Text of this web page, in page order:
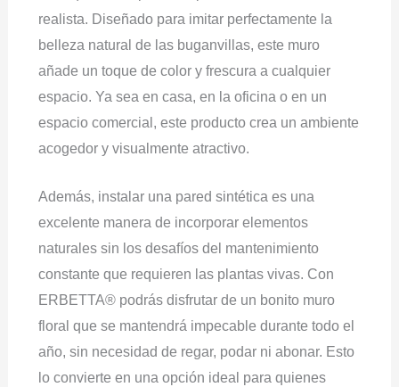
realista. Diseñado para imitar perfectamente la
belleza natural de las buganvillas, este muro
añade un toque de color y frescura a cualquier
espacio. Ya sea en casa, en la oficina o en un
espacio comercial, este producto crea un ambiente
acogedor y visualmente atractivo.
Además, instalar una pared sintética es una
excelente manera de incorporar elementos
naturales sin los desafíos del mantenimiento
constante que requieren las plantas vivas. Con
ERBETTA® podrás disfrutar de un bonito muro
floral que se mantendrá impecable durante todo el
año, sin necesidad de regar, podar ni abonar. Esto
lo convierte en una opción ideal para quienes